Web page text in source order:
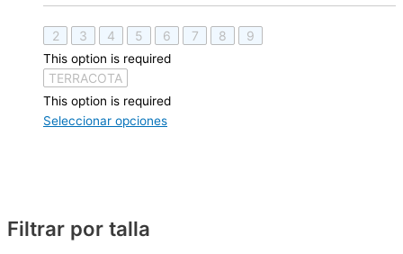
Filtrar por talla
2 3 4 5 6 7 8 9
This option is required
TERRACOTA
This option is required
Seleccionar opciones